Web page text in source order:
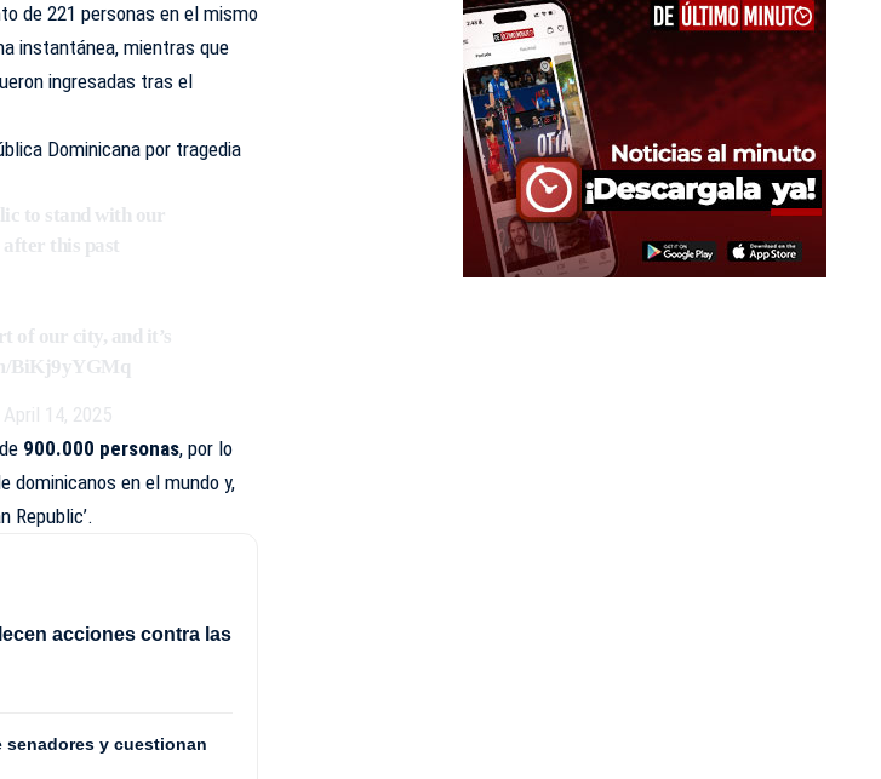
de 221 personas en el mismo
instantánea, mientras que
ingresadas tras el
Dominicana por tragedia
to stand with our
after this past
of our city, and it’s
BiKj9yYGMq
April 14, 2025
900.000 personas, por lo
dominicanos en el mundo y,
Republic’.
acciones contra las
y cuestionan